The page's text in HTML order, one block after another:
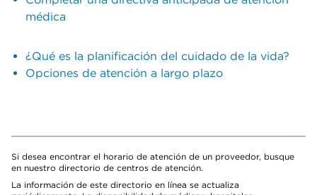
médica
¿Qué es la planificación del cuidado de la vida?
Opciones de atención a largo plazo
Si desea encontrar el horario de atención de un proveedor, busque
en nuestro directorio de centros de atención.
La información de este directorio en línea se actualiza